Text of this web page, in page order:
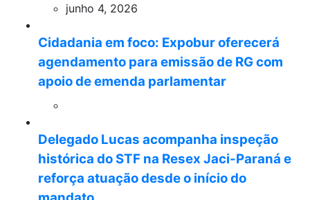
junho 4, 2026
Cidadania em foco: Expobur oferecerá
agendamento para emissão de RG com
apoio de emenda parlamentar
Delegado Lucas acompanha inspeção
histórica do STF na Resex Jaci-Paraná e
reforça atuação desde o início do